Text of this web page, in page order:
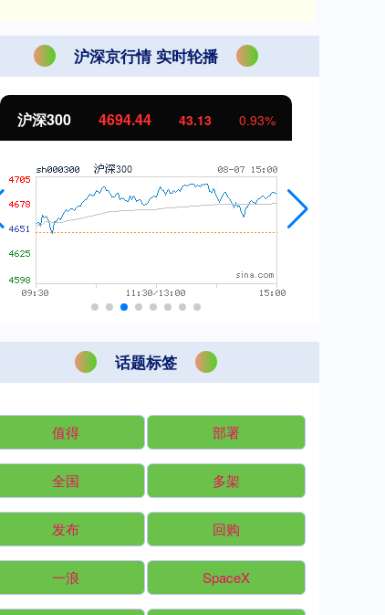
沪深京行情 实时轮播
沪深300 4694.44 43.13 0.93%
话题标签
值得 部署
全国 多架
发布 回购
一浪 SpaceX